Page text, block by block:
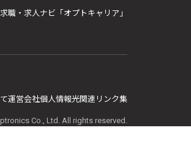
職・求人ナビ「オプトキャリア」
運営会社個人情報光関連リンク集
Co., Ltd. All rights reserved.